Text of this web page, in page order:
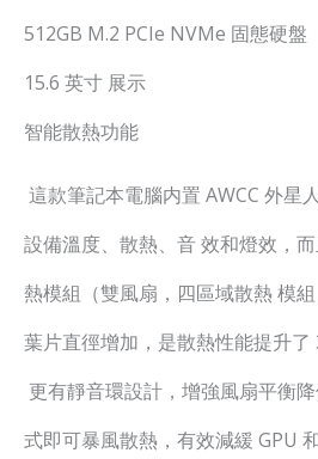
512GB M.2 PCIe NVMe 固態硬盤
15.6 英寸 展示
智能散熱功能
這款筆記本電腦内置 AWCC 外星
設備溫度、散熱、音 效和燈效，
熱模組（雙風扇，四區域散熱 模
葉片直徑增加，是散熱性能提升了
更有靜音環設計，增強風扇平衡
式即可暴風散熱，有效減緩 GPU